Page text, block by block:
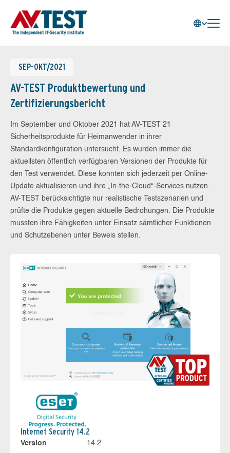
SEP-OKT/2021
AV-TEST Produktbewertung und
Zertifizierungsbericht
Im September und Oktober 2021 hat AV-TEST 21
Sicherheitsprodukte für Heimanwender in ihrer
Standardkonfiguration untersucht. Es wurden immer die
aktuellsten öffentlich verfügbaren Versionen der Produkte für
den Test verwendet. Diese konnten sich jederzeit per Online-
Update aktualisieren und ihre „In-the-Cloud“-Services nutzen.
AV-TEST berücksichtigte nur realistische Testszenarien und
prüfte die Produkte gegen aktuelle Bedrohungen. Die Produkte
mussten ihre Fähigkeiten unter Einsatz sämtlicher Funktionen
und Schutzebenen unter Beweis stellen.
Internet Security 14.2
Version
14.2